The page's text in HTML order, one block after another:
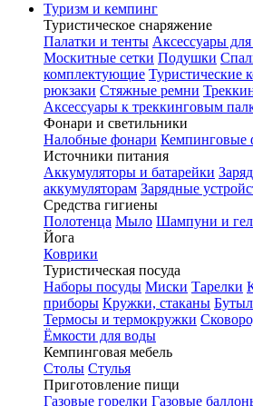
Туризм и кемпинг
Туристическое снаряжение
Палатки и тенты Аксессуары
Москитные сетки Подушки
комплектующие Туристические
рюкзаки Стяжные ремни
Аксессуары к треккинговым
Фонари и светильники
Налобные фонари Кемпинговые
Источники питания
Аккумуляторы и батарейки
аккумуляторам Зарядные
Средства гигиены
Полотенца Мыло Шампуни и
Йога
Коврики
Туристическая посуда
Наборы посуды Миски Тарелки
приборы Кружки, стаканы
Термосы и термокружки
Ёмкости для воды
Кемпинговая мебель
Столы Стулья
Приготовление пищи
Газовые горелки Газовые